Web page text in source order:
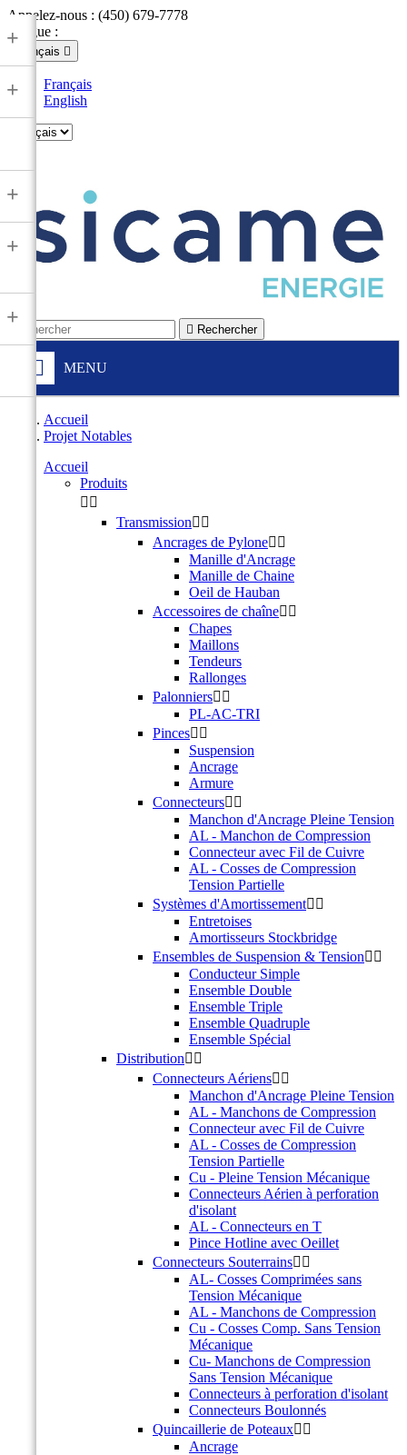
Appelez-nous : (450) 679-7778
Langue :
Français 
Français
English
 Rechercher
MENU
+
+
+
+
+
Accueil
Projet Notables
Accueil
Produits
 
Transmission 
Ancrages de Pylone 
Manille d'Ancrage
Manille de Chaine
Oeil de Hauban
Accessoires de chaîne 
Chapes
Maillons
Tendeurs
Rallonges
Palonniers 
PL-AC-TRI
Pinces 
Suspension
Ancrage
Armure
Connecteurs 
Manchon d'Ancrage Pleine Tension
AL - Manchon de Compression
Connecteur avec Fil de Cuivre
AL - Cosses de Compression
Tension Partielle
Systèmes d'Amortissement 
Entretoises
Amortisseurs Stockbridge
Ensembles de Suspension & Tension 
Conducteur Simple
Ensemble Double
Ensemble Triple
Ensemble Quadruple
Ensemble Spécial
Distribution 
Connecteurs Aériens 
Manchon d'Ancrage Pleine Tension
AL - Manchons de Compression
Connecteur avec Fil de Cuivre
AL - Cosses de Compression
Tension Partielle
Cu - Pleine Tension Mécanique
Connecteurs Aérien à perforation
d'isolant
AL - Connecteurs en T
Pince Hotline avec Oeillet
Connecteurs Souterrains 
AL- Cosses Comprimées sans
Tension Mécanique
AL - Manchons de Compression
Cu - Cosses Comp. Sans Tension
Mécanique
Cu- Manchons de Compression
Sans Tension Mécanique
Connecteurs à perforation d'isolant
Connecteurs Boulonnés
Quincaillerie de Poteaux 
Ancrage